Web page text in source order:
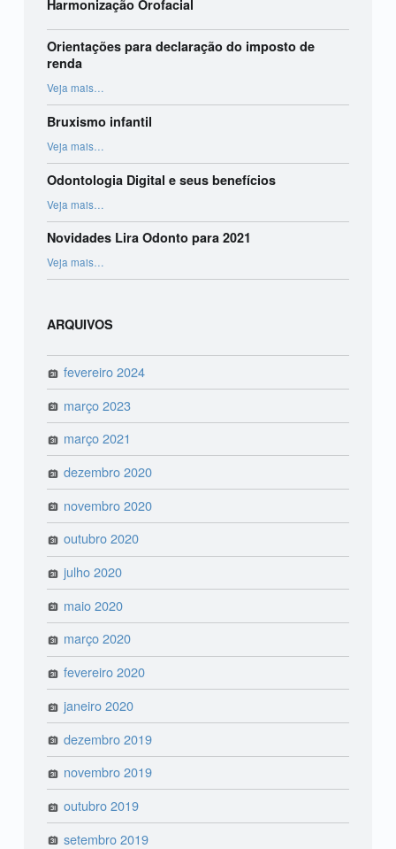
Harmonização Orofacial
Orientações para declaração do imposto de
renda
Veja mais“Orientações para declaração do imposto de renda”
…
Bruxismo infantil
Veja mais…
Odontologia Digital e seus benefícios
Veja mais…
Novidades Lira Odonto para 2021
Veja mais“Novidades Lira Odonto para 2021”
…
ARQUIVOS
fevereiro 2024
março 2023
março 2021
dezembro 2020
novembro 2020
outubro 2020
julho 2020
maio 2020
março 2020
fevereiro 2020
janeiro 2020
dezembro 2019
novembro 2019
outubro 2019
setembro 2019